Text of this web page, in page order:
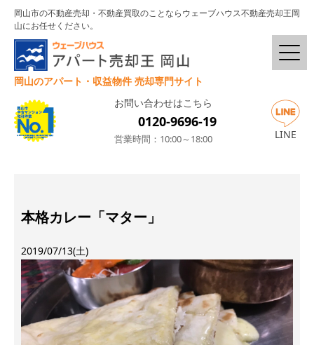
岡山市の不動産売却・不動産買取のことならウェーブハウス不動産売却王岡
山にお任せください。
岡山のアパート・収益物件 売却専門サイト
お問い合わせはこちら
0120-9696-19
営業時間：10:00～18:00 LINE
本格カレー「マター」
2019/07/13(土)